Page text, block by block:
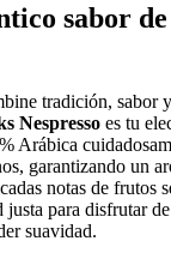
sabor
tradición, sabor
Nespresso es tu
Arábica
garantizando un
notas de frutos
para disfrutar
suavidad.